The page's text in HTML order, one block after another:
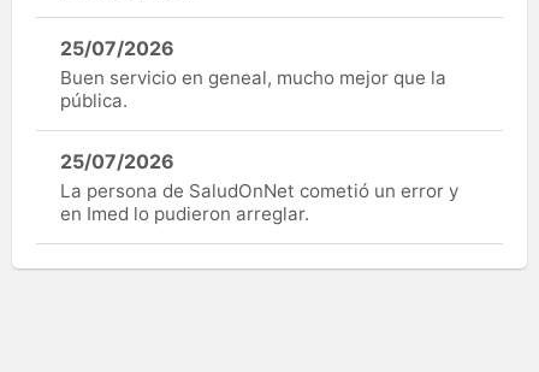
25/07/2026
Buen servicio en geneal, mucho mejor que la
pública.
25/07/2026
La persona de SaludOnNet cometió un error y
en Imed lo pudieron arreglar.